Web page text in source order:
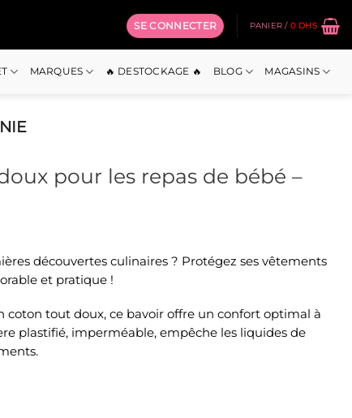
SE CONNECTER PANIER / 0 DHS
MARQUES 🔥 DESTOCKAGE 🔥 BLOG MAGASINS
pour les repas de bébé –
découvertes culinaires ? Protégez ses vêtements
et pratique !
coton tout doux, ce bavoir offre un confort optimal à
plastifié, imperméable, empêche les liquides de
les repas de bébé - Motifs minnie